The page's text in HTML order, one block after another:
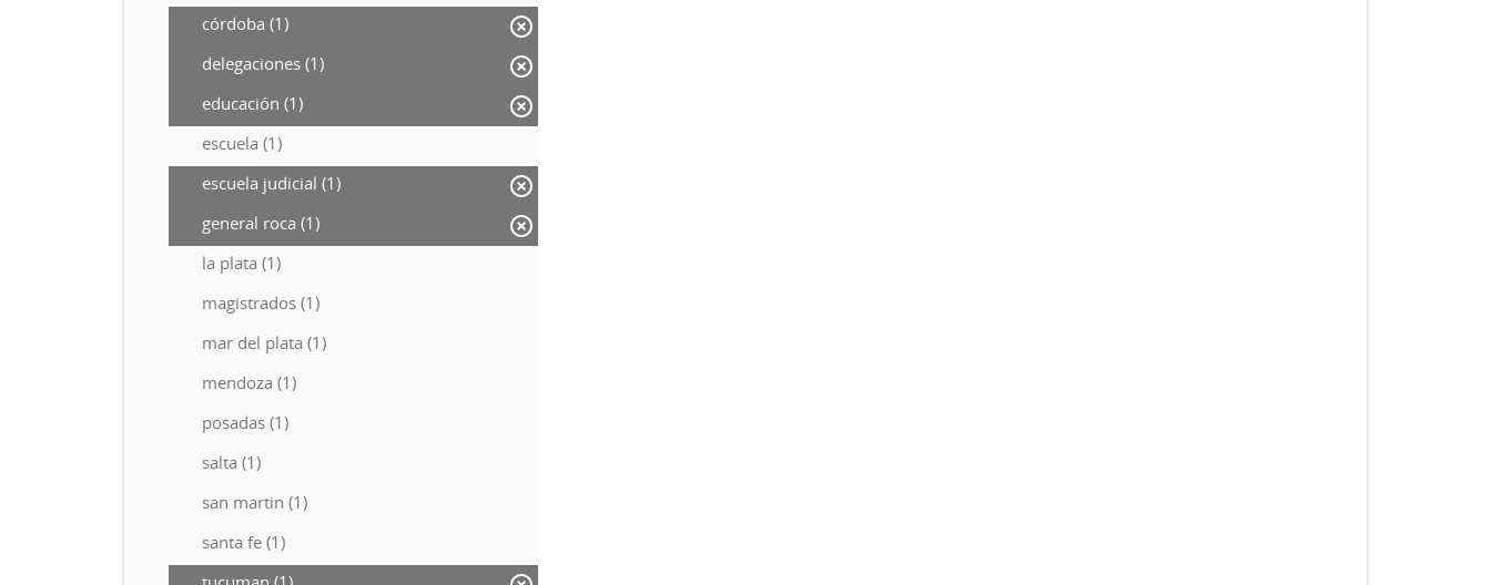
córdoba (1)
delegaciones (1)
educación (1)
escuela (1)
escuela judicial (1)
general roca (1)
la plata (1)
magistrados (1)
mar del plata (1)
mendoza (1)
posadas (1)
salta (1)
san martin (1)
santa fe (1)